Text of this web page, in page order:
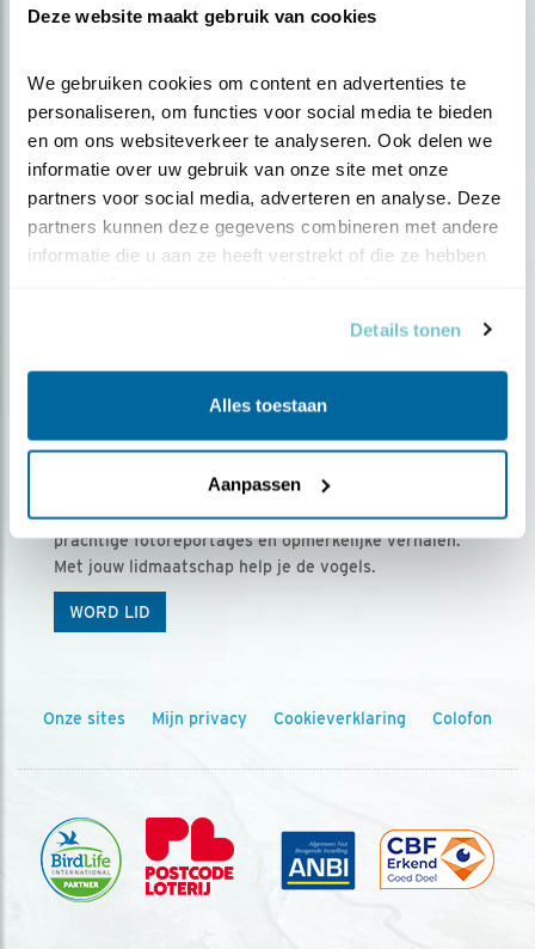
Deze website maakt gebruik van cookies
We gebruiken cookies om content en advertenties te
personaliseren, om functies voor social media te bieden
en om ons websiteverkeer te analyseren. Ook delen we
informatie over uw gebruik van onze site met onze
partners voor social media, adverteren en analyse. Deze
partners kunnen deze gegevens combineren met andere
informatie die u aan ze heeft verstrekt of die ze hebben
Details tonen
Alles toestaan
Aanpassen
Ontvang 5 x Vogels voor € 36,00 per jaar
Vogels is het tijdschrift voor onze leden, met
prachtige fotoreportages en opmerkelijke verhalen.
Met jouw lidmaatschap help je de vogels.
WORD LID
Onze sites Mijn privacy Cookieverklaring Colofon